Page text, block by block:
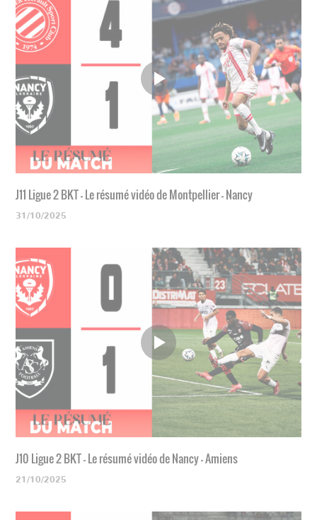
J11 Ligue 2 BKT - Le résumé vidéo de Montpellier - Nancy
31/10/2025
J10 Ligue 2 BKT - Le résumé vidéo de Nancy - Amiens
21/10/2025